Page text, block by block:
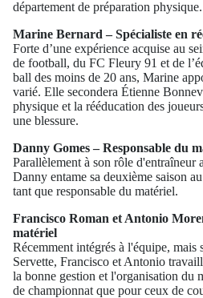
département de préparation physique.
Marine Bernard – Spécialiste en
Forte d’une expérience acquise au
de football, du FC Fleury 91 et de
ball des moins de 20 ans, Marine
varié. Elle secondera Étienne
physique et la rééducation des
une blessure.
Danny Gomes – Responsable du
Parallèlement à son rôle d'entraîneur
Danny entame sa deuxième saison
tant que responsable du matériel.
Francisco Roman et Antonio
matériel
Récemment intégrés à l'équipe, mais
Servette, Francisco et Antonio
la bonne gestion et l'organisation du
de championnat que pour ceux de